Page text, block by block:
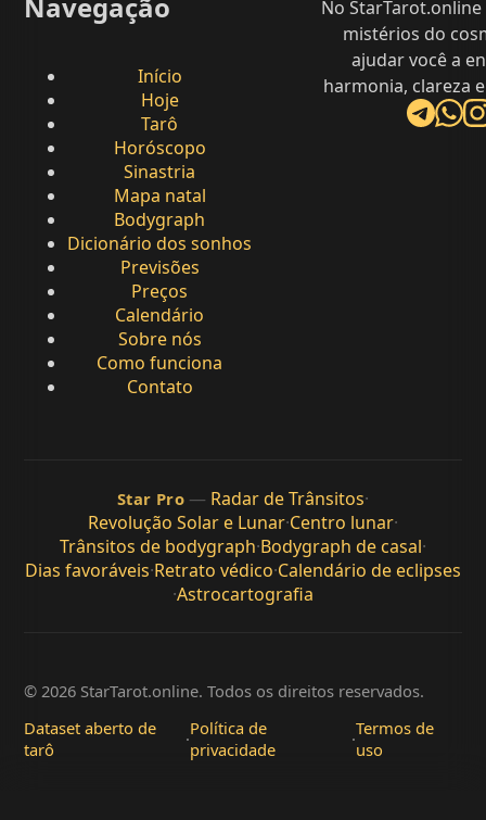
Início
Hoje
Tarô
Horóscopo
Sinastria
Mapa natal
Bodygraph
Dicionário dos sonhos
Previsões
Preços
Calendário
Sobre nós
Como funciona
Contato
No
mistérios do
ajudar você a
harmonia, clareza
Star Pro — Radar de Trânsitos·
Revolução Solar e Lunar·Centro lunar·
Trânsitos de bodygraph·Bodygraph de casal·
Dias favoráveis·Retrato védico·Calendário de eclipses
·Astrocartografia
© 2026 StarTarot.online. Todos os direitos reservados.
Dataset aberto de
tarô
·Política de
privacidade
·Termos de
uso